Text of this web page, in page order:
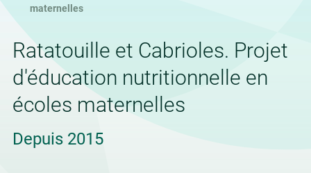
maternelles
Ratatouille et Cabrioles. Projet
d'éducation nutritionnelle en
écoles maternelles
Depuis 2015